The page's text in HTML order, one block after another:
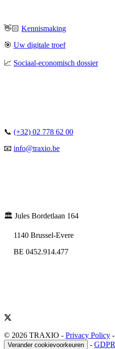
👋🏻 Kennismaking
🎯 Uw digitale troef
📈 Sociaal-economisch dossier
📞 (+32) 02 778 62 00
📧 info@traxio.be
🏛️ Jules Bordetlaan 164
1140 Brussel-Evere
BE 0452.914.477
© 2026 TRAXIO - Privacy Policy -
Verander cookievoorkeuren - GDPR